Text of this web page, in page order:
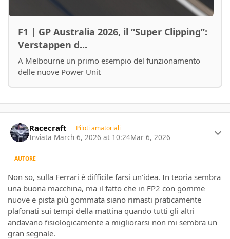
F1 | GP Australia 2026, il “Super Clipping”:
Verstappen d...
A Melbourne un primo esempio del funzionamento
delle nuove Power Unit
Racecraft Piloti amatoriali
Inviata March 6, 2026 at 10:24Mar 6, 2026
AUTORE
Non so, sulla Ferrari è difficile farsi un'idea. In teoria sembra
una buona macchina, ma il fatto che in FP2 con gomme
nuove e pista più gommata siano rimasti praticamente
plafonati sui tempi della mattina quando tutti gli altri
andavano fisiologicamente a migliorarsi non mi sembra un
gran segnale.